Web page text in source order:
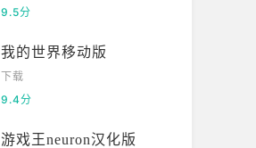
9.5分
我的世界移动版
下载
9.4分
游戏王neuron汉化版